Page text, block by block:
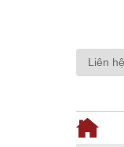
Liên hệ